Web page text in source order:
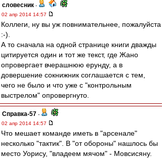
словесник -
02 апр 2014 14:57
Коллеги, ну вы уж повнимательнее, пожалуйста
:-).
А то сначала на одной странице книги дважды
цитируется один и тот же текст, где Жано
опровергает вчерашнюю ерунду, а в
довершение сокнижник соглашается с тем,
чего не было и что уже с "контрольным
выстрелом" опровергнуто.
Справка-57 -
02 апр 2014 14:57
Что мешает команде иметь в "арсенале"
несколько "тактик". В "от обороны" нашлось бы
место Уорису, "владеем мячом" - Мовсисяну.